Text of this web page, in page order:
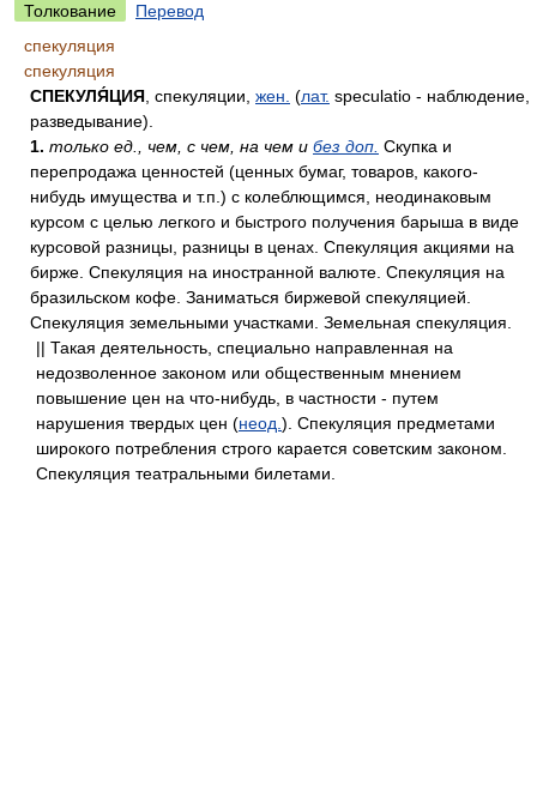
Толкование
Перевод
спекуляция
спекуляция
СПЕКУЛЯ́ЦИЯ , спекуляции, жен. (лат. speculatio - наблюдение,
разведывание).
1. только ед., чем, с чем, на чем и без доп. Скупка и
перепродажа ценностей (ценных бумаг, товаров, какого-
нибудь имущества и т.п.) с колеблющимся, неодинаковым
курсом с целью легкого и быстрого получения барыша в виде
курсовой разницы, разницы в ценах. Спекуляция акциями на
бирже. Спекуляция на иностранной валюте. Спекуляция на
бразильском кофе. Заниматься биржевой спекуляцией.
Спекуляция земельными участками. Земельная спекуляция.
|| Такая деятельность, специально направленная на
недозволенное законом или общественным мнением
повышение цен на что-нибудь, в частности - путем
нарушения твердых цен (неод. ). Спекуляция предметами
широкого потребления строго карается советским законом.
Спекуляция театральными билетами.